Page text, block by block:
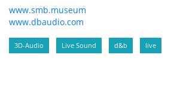
www.smb.museum
www.dbaudio.com
3D-Audio Live Sound d&b live